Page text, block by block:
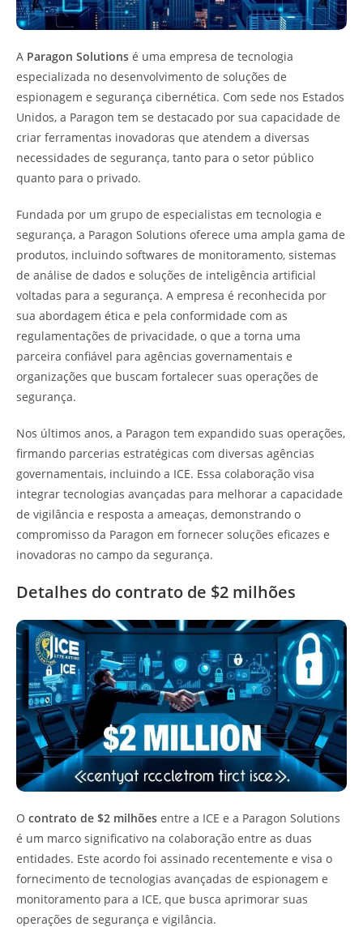
A Paragon Solutions é uma empresa de tecnologia
especializada no desenvolvimento de soluções de
espionagem e segurança cibernética. Com sede nos Estados
Unidos, a Paragon tem se destacado por sua capacidade de
criar ferramentas inovadoras que atendem a diversas
necessidades de segurança, tanto para o setor público
quanto para o privado.
Fundada por um grupo de especialistas em tecnologia e
segurança, a Paragon Solutions oferece uma ampla gama de
produtos, incluindo softwares de monitoramento, sistemas
de análise de dados e soluções de inteligência artificial
voltadas para a segurança. A empresa é reconhecida por
sua abordagem ética e pela conformidade com as
regulamentações de privacidade, o que a torna uma
parceira confiável para agências governamentais e
organizações que buscam fortalecer suas operações de
segurança.
Nos últimos anos, a Paragon tem expandido suas operações,
firmando parcerias estratégicas com diversas agências
governamentais, incluindo a ICE. Essa colaboração visa
integrar tecnologias avançadas para melhorar a capacidade
de vigilância e resposta a ameaças, demonstrando o
compromisso da Paragon em fornecer soluções eficazes e
inovadoras no campo da segurança.
Detalhes do contrato de $2 milhões
O contrato de $2 milhões entre a ICE e a Paragon Solutions
é um marco significativo na colaboração entre as duas
entidades. Este acordo foi assinado recentemente e visa o
fornecimento de tecnologias avançadas de espionagem e
monitoramento para a ICE, que busca aprimorar suas
operações de segurança e vigilância.